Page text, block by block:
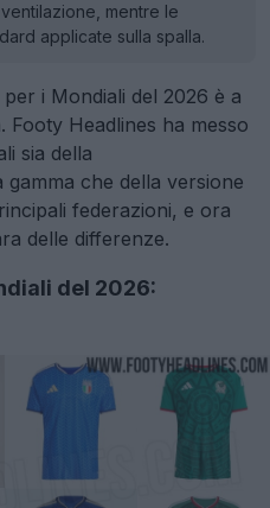
mentre le
applicate sulla spalla.
per i Mondiali del 2026 è a
Footy Headlines ha messo
sia della
gamma che della versione
federazioni, e ora
delle differenze.
del 2026: